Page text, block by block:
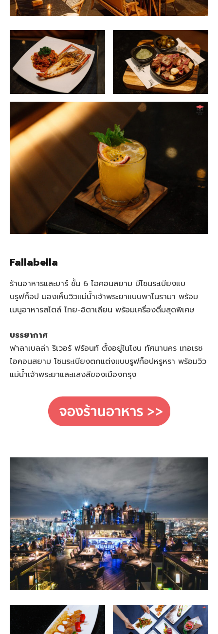
Fallabella
ร้านอาหารและบาร์ ชั้น 6 ไอคอนสยาม มีโซนระเบียงแบ
บรูฟท็อป มองเห็นวิวแม่น้ำเจ้าพระยาแบบพาโนรามา พร้อม
เมนูอาหารสไตล์ ไทย-อิตาเลียน พร้อมเครื่องดื่มสุดพิเศษ
บรรยากาศ
ฟาลาเบลล่า ริเวอร์ ฟร้อนท์ ตั้งอยู่ในโซน ทัศนานคร เทอเรซ
ไอคอนสยาม โซนระเบียงตกแต่งแบบรูฟท็อปหรูหรา พร้อมวิว
แม่น้ำเจ้าพระยาและแสงสีของเมืองกรุง